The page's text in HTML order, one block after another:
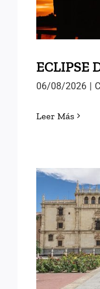
ECLIPSE
06/08/2026 |
Leer Más